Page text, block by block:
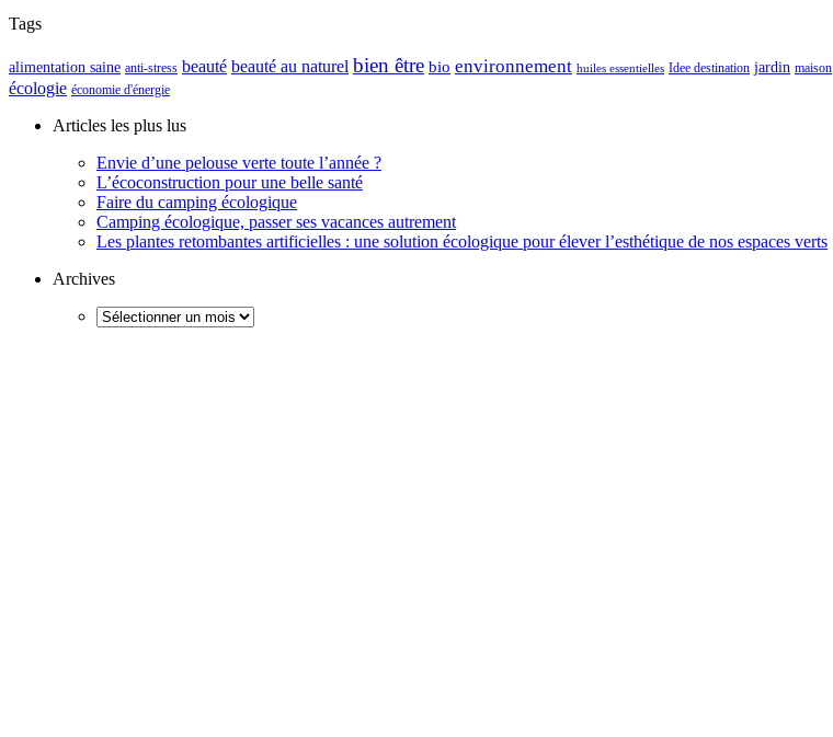
Tags
alimentation saine anti-stress beauté beauté au naturel bien être bio environnement huiles essentielles Idee destination jardin maison
écologie économie d'énergie
Articles les plus lus
Envie d’une pelouse verte toute l’année ?
L’écoconstruction pour une belle santé
Faire du camping écologique
Camping écologique, passer ses vacances autrement
Les plantes retombantes artificielles : une solution écologique pour élever l’esthétique de nos espaces verts
Archives